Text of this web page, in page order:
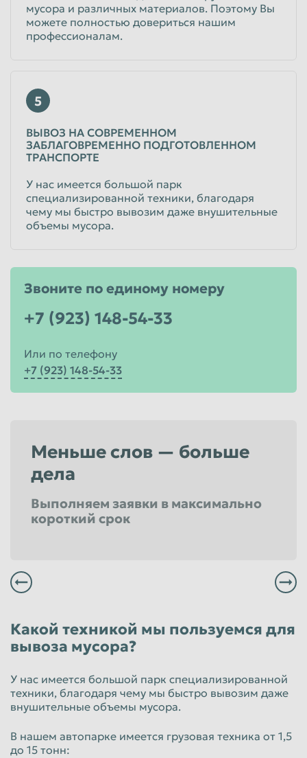
мусора и различных материалов. Поэтому Вы
можете полностью довериться нашим
профессионалам.
5
ВЫВОЗ НА СОВРЕМЕННОМ
ЗАБЛАГОВРЕМЕННО ПОДГОТОВЛЕННОМ
ТРАНСПОРТЕ
У нас имеется большой парк
специализированной техники, благодаря
чему мы быстро вывозим даже внушительные
объемы мусора.
Звоните по единому номеру
+7 (923) 148-54-33
Или по телефону
+7 (923) 148-54-33
Меньше слов — больше
дела
Выполняем заявки в максимально
короткий срок
Какой техникой мы пользуемся для
вывоза мусора?
У нас имеется большой парк специализированной
техники, благодаря чему мы быстро вывозим даже
внушительные объемы мусора.
В нашем автопарке имеется грузовая техника от 1,5
до 15 тонн: